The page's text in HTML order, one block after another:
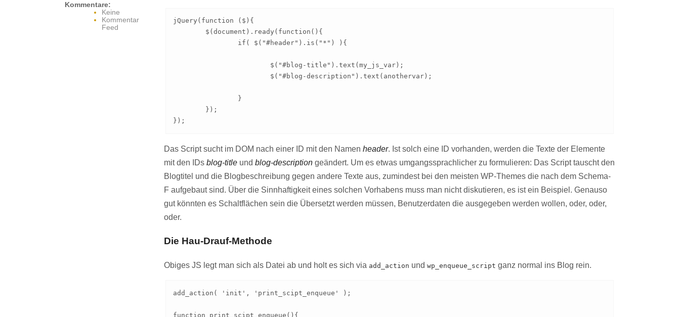
jQuery(function ($){
});
Das Script sucht im DOM nach einer ID mit den Namen header. Ist solch eine ID vorhanden, werden die Texte der Elemente
mit den IDs blog-titleund blog-descriptiongeändert. Um es etwas umgangssprachlicher zu formulieren: Das Script tauscht den
Blogtitel und die Blogbeschreibung gegen andere Texte aus, zumindest bei den meisten WP-Themes die nach dem Schema-
F aufgebaut sind. Über die Sinnhaftigkeit eines solchen Vorhabens muss man nicht diskutieren, es ist ein Beispiel. Genauso
gut könnten es Schaltflächen sein die Übersetzt werden müssen, Benutzerdaten die ausgegeben werden wollen, oder, oder,
oder.
Die Hau-Drauf-Methode
Obiges JS legt man sich als Datei ab und holt es sich via add_action und wp_enqueue_script ganz normal ins Blog rein.
add_action( 'init', 'print_scipt_enqueue' );
function print_scipt_enqueue(){
Kommentare:
Keine
Kommentar
Feed